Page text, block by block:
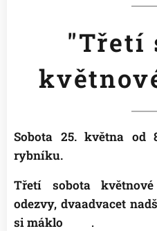
"Třetí
Sobota 25. května od
rybníku.
Třetí sobota
odezvy, dvaadvacet
si máklo👍
.